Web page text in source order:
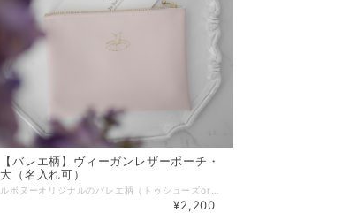
【バレエ柄】ヴィーガンレザーポーチ・
大（名入れ可）
¥2,200